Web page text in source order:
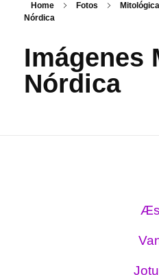
Home Fotos
Nórdica
Imágenes
Nórdica